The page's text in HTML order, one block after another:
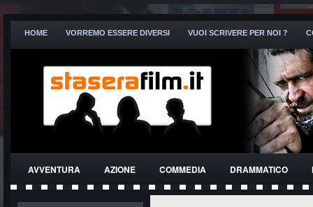
HOME VORREMO ESSERE DIVERSI VUOI SCRIVERE PER NOI ?
AVVENTURA AZIONE COMMEDIA DRAMMATICO
THRILLER